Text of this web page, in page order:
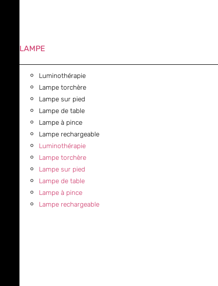
LAMPE
Luminothérapie
Lampe torchère
Lampe sur pied
Lampe de table
Lampe à pince
Lampe rechargeable
Luminothérapie
Lampe torchère
Lampe sur pied
Lampe de table
Lampe à pince
Lampe rechargeable